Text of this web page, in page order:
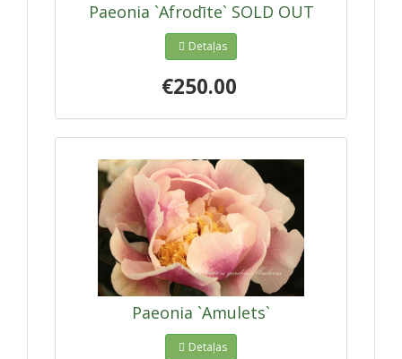
Paeonia `Afrodīte` SOLD OUT
Detaļas
€250.00
Paeonia `Amulets`
Detaļas